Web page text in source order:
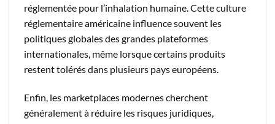
réglementée pour l’inhalation humaine. Cette culture
réglementaire américaine influence souvent les
politiques globales des grandes plateformes
internationales, même lorsque certains produits
restent tolérés dans plusieurs pays européens.
Enfin, les marketplaces modernes cherchent
généralement à réduire les risques juridiques,